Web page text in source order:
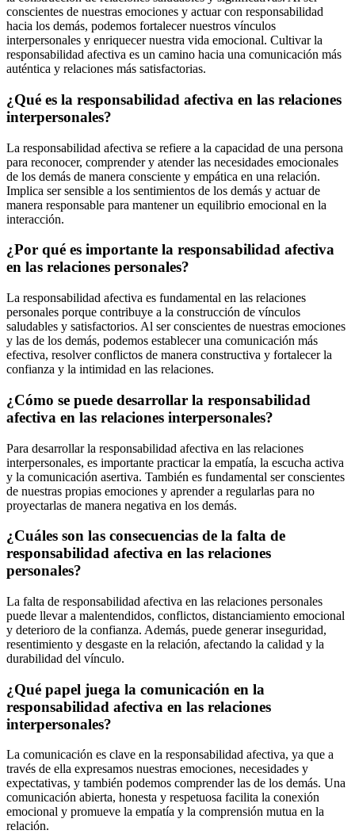
conscientes de nuestras emociones y actuar con responsabilidad
hacia los demás, podemos fortalecer nuestros vínculos
interpersonales y enriquecer nuestra vida emocional. Cultivar la
responsabilidad afectiva es un camino hacia una comunicación más
auténtica y relaciones más satisfactorias.
¿Qué es la responsabilidad afectiva en las relaciones
interpersonales?
La responsabilidad afectiva se refiere a la capacidad de una persona
para reconocer, comprender y atender las necesidades emocionales
de los demás de manera consciente y empática en una relación.
Implica ser sensible a los sentimientos de los demás y actuar de
manera responsable para mantener un equilibrio emocional en la
interacción.
¿Por qué es importante la responsabilidad afectiva
en las relaciones personales?
La responsabilidad afectiva es fundamental en las relaciones
personales porque contribuye a la construcción de vínculos
saludables y satisfactorios. Al ser conscientes de nuestras emociones
y las de los demás, podemos establecer una comunicación más
efectiva, resolver conflictos de manera constructiva y fortalecer la
confianza y la intimidad en las relaciones.
¿Cómo se puede desarrollar la responsabilidad
afectiva en las relaciones interpersonales?
Para desarrollar la responsabilidad afectiva en las relaciones
interpersonales, es importante practicar la empatía, la escucha activa
y la comunicación asertiva. También es fundamental ser conscientes
de nuestras propias emociones y aprender a regularlas para no
proyectarlas de manera negativa en los demás.
¿Cuáles son las consecuencias de la falta de
responsabilidad afectiva en las relaciones
personales?
La falta de responsabilidad afectiva en las relaciones personales
puede llevar a malentendidos, conflictos, distanciamiento emocional
y deterioro de la confianza. Además, puede generar inseguridad,
resentimiento y desgaste en la relación, afectando la calidad y la
durabilidad del vínculo.
¿Qué papel juega la comunicación en la
responsabilidad afectiva en las relaciones
interpersonales?
La comunicación es clave en la responsabilidad afectiva, ya que a
través de ella expresamos nuestras emociones, necesidades y
expectativas, y también podemos comprender las de los demás. Una
comunicación abierta, honesta y respetuosa facilita la conexión
emocional y promueve la empatía y la comprensión mutua en la
relación.